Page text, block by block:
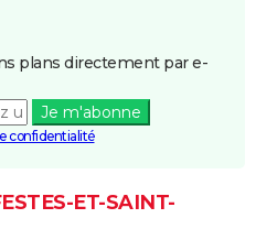
27/09/1992 2 j
plans directement par e-
Je m'abonne
confidentialité
ET-SAINT-